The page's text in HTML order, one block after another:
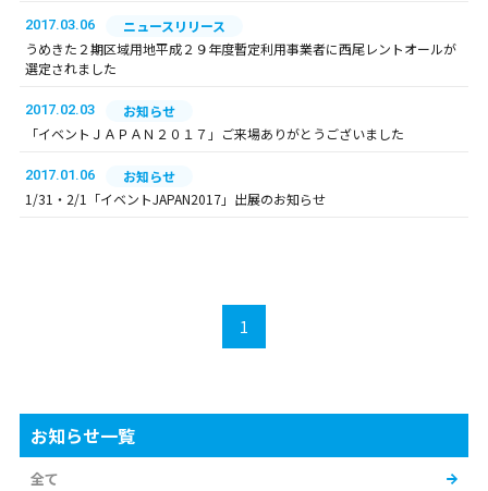
2017.03.06
ニュースリリース
うめきた２期区域用地平成２９年度暫定利用事業者に西尾レントオールが
選定されました
2017.02.03
お知らせ
「イベントＪＡＰＡＮ２０１７」ご来場ありがとうございました
2017.01.06
お知らせ
1/31・2/1「イベントJAPAN2017」出展のお知らせ
1
お知らせ一覧
全て